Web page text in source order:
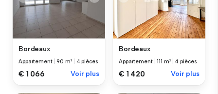
Bordeaux
Appartement |90 m² 4 pièces
€ 1 066 Voir plus
Bordeaux
Appartement |111 m² 4 pièces
€ 1 420 Voir plus